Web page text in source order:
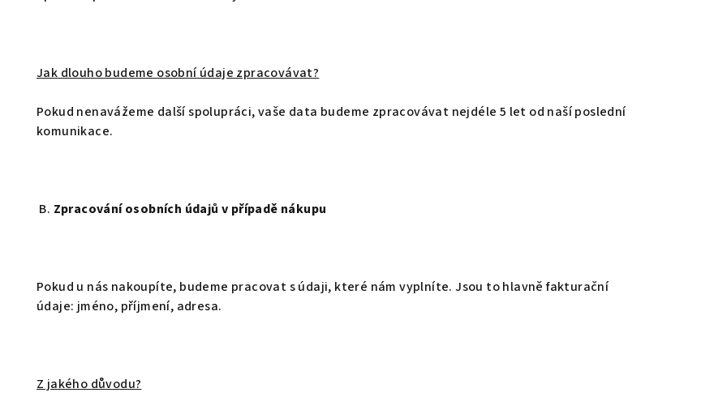
Jak dlouho budeme osobní údaje zpracovávat?
Pokud nenavážeme další spolupráci, vaše data budeme zpracovávat nejdéle 5 let od naší poslední
komunikace.
B. Zpracování osobních údajů v případě nákupu
Pokud u nás nakoupíte, budeme pracovat s údaji, které nám vyplníte. Jsou to hlavně fakturační
údaje: jméno, příjmení, adresa.
Z jakého důvodu?